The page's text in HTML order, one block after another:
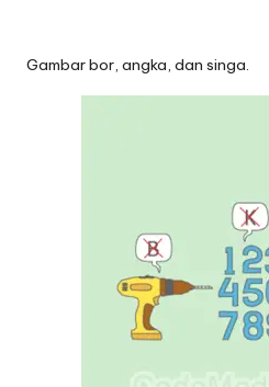
Gambar bor, angka, dan singa.